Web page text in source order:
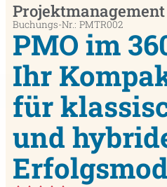
Projektmanagement
Buchungs-Nr.: PMTR002
PMO im
Ihr
für
und